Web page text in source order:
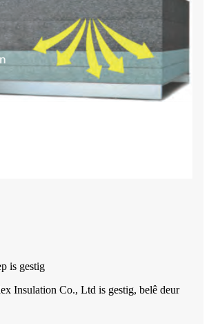
is gestig
Insulation Co., Ltd is gestig, belê deur